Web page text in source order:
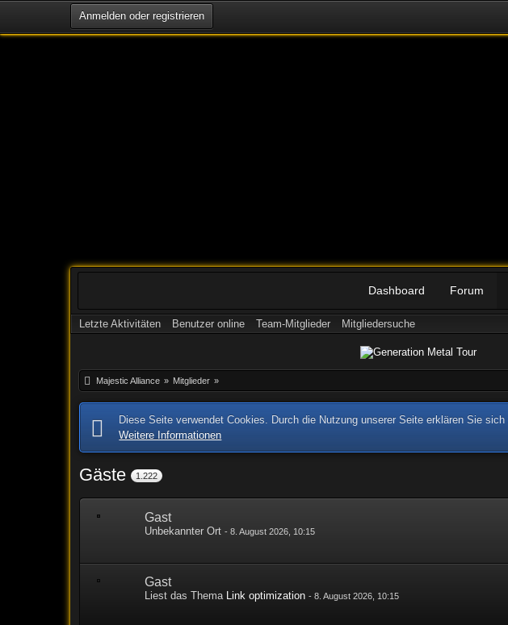
Anmelden oder registrieren
Dashboard Forum
Letzte Aktivitäten Benutzer online Team-Mitglieder Mitgliedersuche
Majestic Alliance » Mitglieder »
Diese Seite verwendet Cookies. Durch die Nutzung unserer Seite erklären Sie
Weitere Informationen
Gäste 1.222
Gast
Unbekannter Ort-8. August 2026, 10:15
Gast
Liest das Thema Link optimization -8. August 2026, 10:15